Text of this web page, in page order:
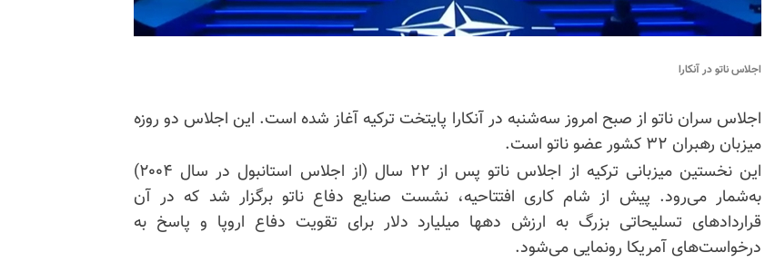
اجلاس ناتو در آنکارا
اجلاس سران ناتو از صبح امروز سه‌شنبه در آنکارا پایتخت ترکیه آغاز شده است. این اجلاس دو روزه
میزبان رهبران ۳۲ کشور عضو ناتو است.
این نخستین میزبانی ترکیه از اجلاس ناتو پس از ۲۲ سال (از اجلاس استانبول در سال ۲۰۰۴)
به‌شمار می‌رود. پیش از شام کاری افتتاحیه، نشست صنایع دفاع ناتو برگزار شد که در آن
قراردادهای تسلیحاتی بزرگ به ارزش دهها میلیارد دلار برای تقویت دفاع اروپا و پاسخ به
درخواست‌های آمریکا رونمایی می‌شود.